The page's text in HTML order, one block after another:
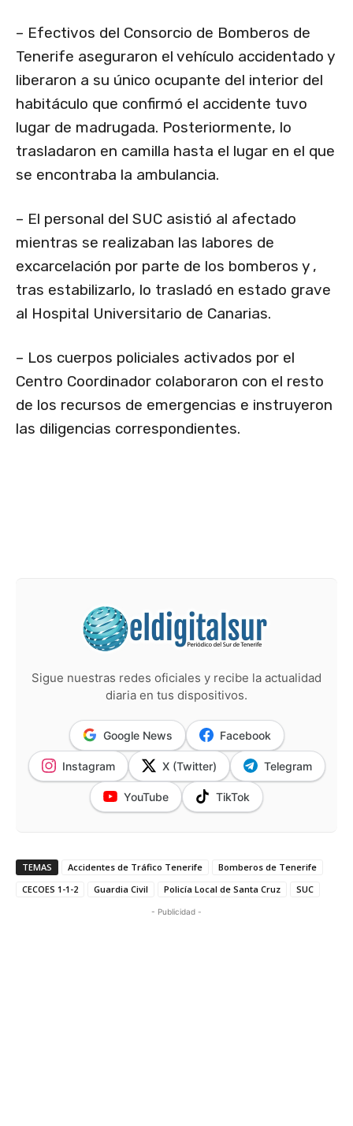
– Efectivos del Consorcio de Bomberos de
Tenerife aseguraron el vehículo accidentado y
liberaron a su único ocupante del interior del
habitáculo que confirmó el accidente tuvo
lugar de madrugada. Posteriormente, lo
trasladaron en camilla hasta el lugar en el que
se encontraba la ambulancia.
– El personal del SUC asistió al afectado
mientras se realizaban las labores de
excarcelación por parte de los bomberos y ,
tras estabilizarlo, lo trasladó en estado grave
al Hospital Universitario de Canarias.
– Los cuerpos policiales activados por el
Centro Coordinador colaboraron con el resto
de los recursos de emergencias e instruyeron
las diligencias correspondientes.
Sigue nuestras redes oficiales y recibe la actualidad
diaria en tus dispositivos.
Google News Facebook
Instagram X (Twitter) Telegram
YouTube TikTok
TEMAS Accidentes de Tráfico Tenerife
Bomberos de Tenerife
CECOES 1-1-2
Guardia Civil Policía Local de Santa Cruz SUC
- Publicidad -